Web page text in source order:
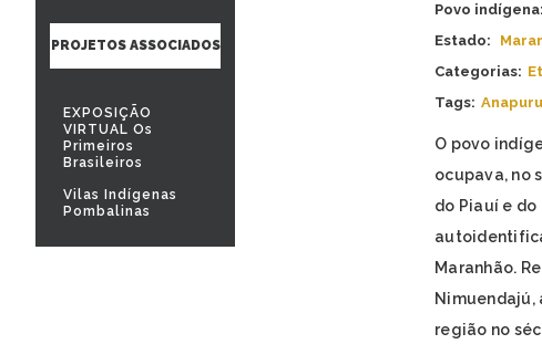
PROJETOS ASSOCIADOS
EXPOSIÇÃO
VIRTUAL Os
Primeiros
Brasileiros
Vilas Indígenas
Pombalinas
Povo indígena:
Estado:
Categorias:
Tags: Anapuru
O povo
ocupava, no
do Piauí e
Maranhão.
Nimuendajú,
região no